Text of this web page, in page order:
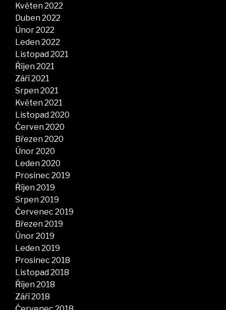
Květen 2022
Duben 2022
Únor 2022
Leden 2022
Listopad 2021
Říjen 2021
Září 2021
Srpen 2021
Květen 2021
Listopad 2020
Červen 2020
Březen 2020
Únor 2020
Leden 2020
Prosinec 2019
Říjen 2019
Srpen 2019
Červenec 2019
Březen 2019
Únor 2019
Leden 2019
Prosinec 2018
Listopad 2018
Říjen 2018
Září 2018